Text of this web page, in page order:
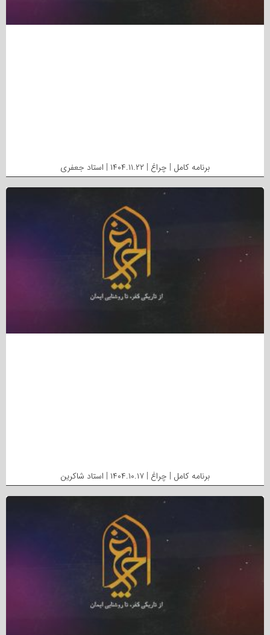
برنامه کامل | چراغ | ۱۴۰۴.۱۱.۲۲ | استاد جعفری
برنامه کامل | چراغ | ۱۴۰۴.۱۰.۱۷ | استاد شاکرین